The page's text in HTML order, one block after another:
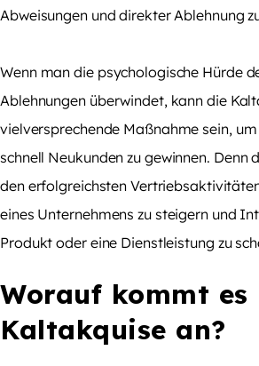
Abweisungen und direkter Ablehnung
Wenn man die psychologische Hürde
Ablehnungen überwindet, kann die
vielversprechende Maßnahme sein,
schnell Neukunden zu gewinnen. Denn
den erfolgreichsten
eines Unternehmens zu steigern und
Produkt oder eine Dienstleistung zu
Worauf kommt es
Kaltakquise an?